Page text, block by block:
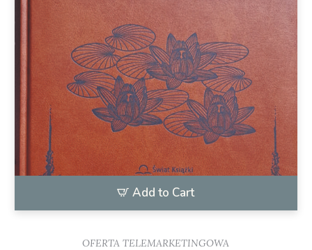
Add to Cart
OFERTA TELEMARKETINGOWA